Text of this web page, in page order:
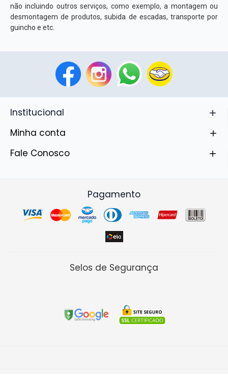
não incluindo outros serviços, como exemplo, a montagem ou
desmontagem de produtos, subida de escadas, transporte por
guincho e etc.
Institucional
Minha conta
Fale Conosco
Pagamento
Selos de Segurança